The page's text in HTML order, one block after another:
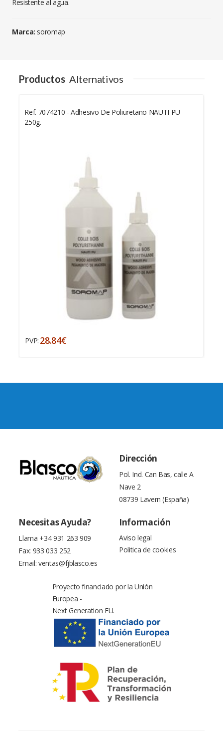
Resistente al agua.
Marca: soromap
Productos Alternativos
Ref. 7074210 - Adhesivo De Poliuretano NAUTI PU
250g.
PVP: 28.84€
Dirección
Pol. Ind. Can Bas, calle A
Nave 2
08739 Lavern (España)
Necesitas Ayuda?
Llama +34 931 263 909
Fax: 933 033 252
Email: ventas@fjblasco.es
Información
Aviso legal
Politica de cookies
Proyecto financiado por la Unión
Europea -
Next Generation EU.